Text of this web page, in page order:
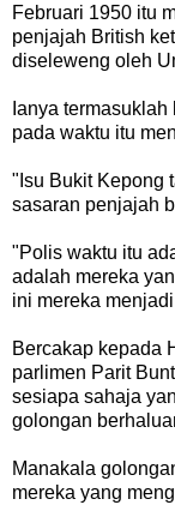
Februari 1950 itu
penjajah British
diseleweng oleh
Ianya
pada waktu itu
"Isu Bukit Kepong
sasaran penjajah
"Polis waktu itu
adalah mereka
ini mereka
Bercakap kepada
parlimen Parit
sesiapa sahaja
golongan
Manakala
mereka yang